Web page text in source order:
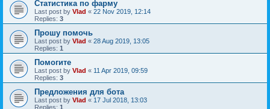
Статистика по фарму
Last post by Vlad « 22 Nov 2019, 12:14
Replies: 3
Прошу помочь
Last post by Vlad « 28 Aug 2019, 13:05
Replies: 1
Помогите
Last post by Vlad « 11 Apr 2019, 09:59
Replies: 3
Предложения для бота
Last post by Vlad « 17 Jul 2018, 13:03
Replies: 1